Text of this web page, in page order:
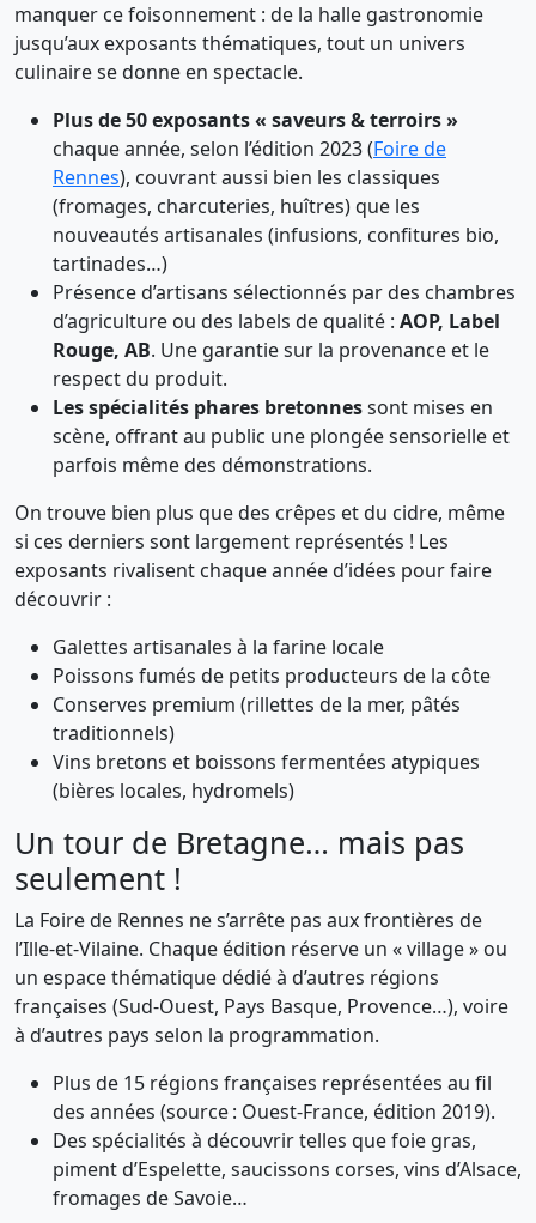
manquer ce foisonnement : de la halle gastronomie
jusqu’aux exposants thématiques, tout un univers
culinaire se donne en spectacle.
Plus de 50 exposants « saveurs & terroirs »
chaque année, selon l’édition 2023 (Foire de
Rennes), couvrant aussi bien les classiques
(fromages, charcuteries, huîtres) que les
nouveautés artisanales (infusions, confitures bio,
tartinades…)
Présence d’artisans sélectionnés par des chambres
d’agriculture ou des labels de qualité : AOP, Label
Rouge, AB. Une garantie sur la provenance et le
respect du produit.
Les spécialités phares bretonnessont mises en
scène, offrant au public une plongée sensorielle et
parfois même des démonstrations.
On trouve bien plus que des crêpes et du cidre, même
si ces derniers sont largement représentés ! Les
exposants rivalisent chaque année d’idées pour faire
découvrir :
Galettes artisanales à la farine locale
Poissons fumés de petits producteurs de la côte
Conserves premium (rillettes de la mer, pâtés
traditionnels)
Vins bretons et boissons fermentées atypiques
(bières locales, hydromels)
Un tour de Bretagne… mais pas
seulement !
La Foire de Rennes ne s’arrête pas aux frontières de
l’Ille-et-Vilaine. Chaque édition réserve un « village » ou
un espace thématique dédié à d’autres régions
françaises (Sud-Ouest, Pays Basque, Provence…), voire
à d’autres pays selon la programmation.
Plus de 15 régions françaises représentées au fil
des années (source : Ouest-France, édition 2019).
Des spécialités à découvrir telles que foie gras,
piment d’Espelette, saucissons corses, vins d’Alsace,
fromages de Savoie…